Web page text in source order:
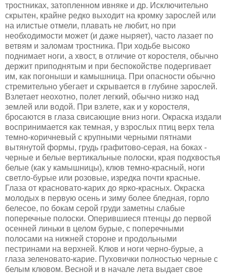
тростниках, затопленном ивняке и др. Исключительно
скрытен, крайне редко выходит на кромку зарослей или
на илистые отмели, плавать не любит, но при
необходимости может (и даже ныряет), часто лазает по
ветвям и заломам тростника. При ходьбе высоко
поднимает ноги, а хвост, в отличие от коростеля, обычно
держит приподнятым и при беспокойстве подергивает
им, как погоныши и камышница. При опасности обычно
стремительно убегает и скрывается в глубине зарослей.
Взлетает неохотно, полет легкий, обычно низко над
землей или водой. При взлете, как и у коростеля,
бросаются в глаза свисающие вниз ноги. Окраска издали
воспринимается как темная, у взрослых птиц верх тела
темно-коричневый с крупными черными пятнами
вытянутой формы, грудь графитово-серая, на боках -
черные и белые вертикальные полоски, края подхвостья
белые (как у камышницы), клюв темно-красный, ноги
светло-бурые или розовые, изредка почти красные.
Глаза от красновато-карих до ярко-красных. Окраска
молодых в первую осень и зиму более бледная, горло
белесое, по бокам серой груди заметны слабые
поперечные полоски. Оперившиеся птенцы до первой
осенней линьки в целом бурые, с поперечными
полосами на нижней стороне и продольными
пестринами на верхней. Клюв и ноги черно-бурые, а
глаза зеленовато-карие. Пуховички полностью черные с
белым клювом. Весной и в начале лета выдает свое